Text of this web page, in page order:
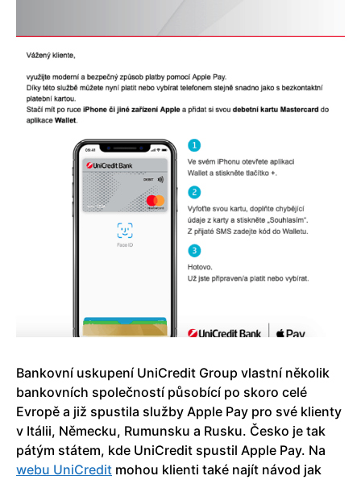
Bankovní uskupení UniCredit Group vlastní několik
bankovních společností působící po skoro celé
Evropě a již spustila služby Apple Pay pro své klienty
v Itálii, Německu, Rumunsku a Rusku. Česko je tak
pátým státem, kde UniCredit spustil Apple Pay. Na
webu UniCredit mohou klienti také najít návod jak